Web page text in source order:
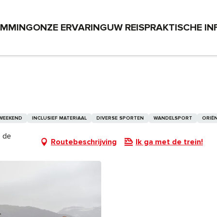
ONZE ERVARINGUW REISPRAKTISCHE
INCLUSIEF MATERIAAL DIVERSE SPORTEN WANDELSPORT
de
Routebeschrijving Ik ga met de trein!